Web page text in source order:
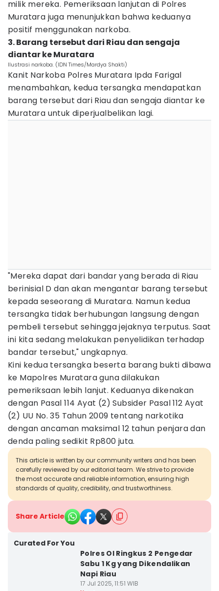
milik mereka. Pemeriksaan lanjutan di Polres
Muratara juga menunjukkan bahwa keduanya
positif menggunakan narkoba.
3. Barang tersebut dari Riau dan sengaja
diantar ke Muratara
Ilustrasi narkoba. (IDN Times/Mardya Shakti)
Kanit Narkoba Polres Muratara Ipda Farigal
menambahkan, kedua tersangka mendapatkan
barang tersebut dari Riau dan sengaja diantar ke
Muratara untuk diperjualbelikan lagi.
"Mereka dapat dari bandar yang berada di Riau
berinisial D dan akan mengantar barang tersebut
kepada seseorang di Muratara. Namun kedua
tersangka tidak berhubungan langsung dengan
pembeli tersebut sehingga jejaknya terputus. Saat
ini kita sedang melakukan penyelidikan terhadap
bandar tersebut," ungkapnya.
Kini kedua tersangka beserta barang bukti dibawa
ke Mapolres Muratara guna dilakukan
pemeriksaan lebih lanjut. Keduanya dikenakan
dengan Pasal 114 Ayat (2) Subsider Pasal 112 Ayat
(2) UU No. 35 Tahun 2009 tentang narkotika
dengan ancaman maksimal 12 tahun penjara dan
denda paling sedikit Rp800 juta.
This article is written by our community writers and has been
carefully reviewed by our editorial team. We strive to provide
the most accurate and reliable information, ensuring high
standards of quality, credibility, and trustworthiness.
Share Article
Curated For You
Polres OI Ringkus 2 Pengedar
Sabu 1 Kg yang Dikendalikan
Napi Riau
17 Jul 2025, 11:51 WIB